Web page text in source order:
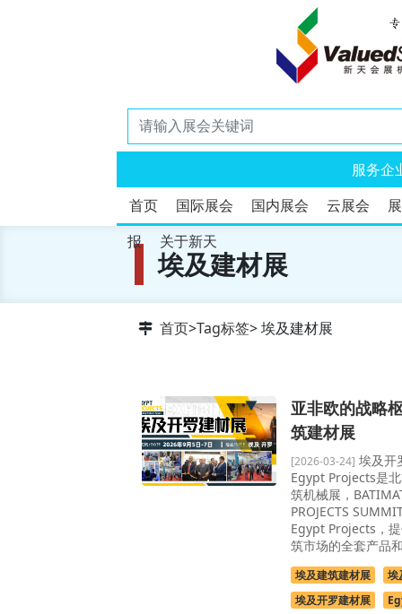
服务企
首页
国际展会 国内展会 云展会
报
关于新天
埃及建材展
首页>Tag标签> 埃及建材展
亚非欧的战略
筑建材展
[2026-03-24] 埃及开
Egypt Projects是
筑机械展，
PROJECTS
Egypt Projects，
筑市场的全套产品
埃及建筑建材展
埃
埃及开罗建材展